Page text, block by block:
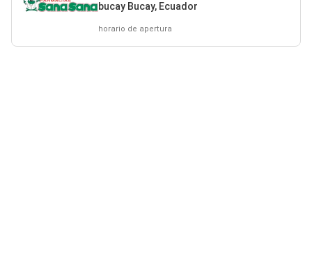
bucay Bucay, Ecuador
horario de apertura